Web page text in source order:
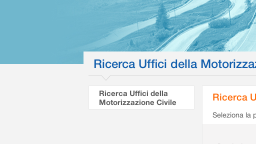
Ricerca Uffici della
Ricerca Uffici della
Motorizzazione Civile
Ricerca
Seleziona la